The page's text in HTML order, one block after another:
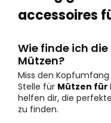
accessoires
Wie finde ich
Mützen?
Miss den
Stelle für Mützen für
helfen dir, die
zu finden.